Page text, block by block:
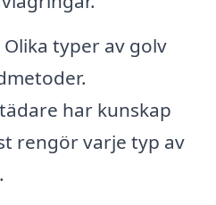
Olika typer av golv
har kunskap
rengör varje typ av